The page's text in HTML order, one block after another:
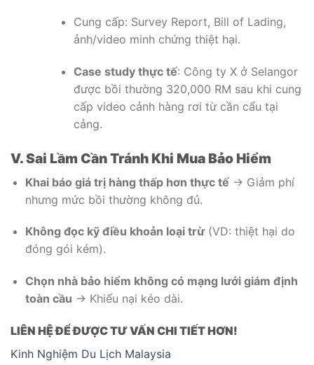
Cung cấp: Survey Report, Bill of Lading,
ảnh/video minh chứng thiệt hại.
Case study thực tế: Công ty X ở Selangor
được bồi thường 320,000 RM sau khi cung
cấp video cảnh hàng rơi từ cần cẩu tại
cảng.
V. Sai Lầm Cần Tránh Khi Mua Bảo Hiểm
Khai báo giá trị hàng thấp hơn thực tế→ Giảm phí
nhưng mức bồi thường không đủ.
Không đọc kỹ điều khoản loại trừ(VD: thiệt hại do
đóng gói kém).
Chọn nhà bảo hiểm không có mạng lưới giám định
toàn cầu → Khiếu nại kéo dài.
LIÊN HỆ ĐỂ ĐƯỢC TƯ VẤN CHI TIẾT HƠN!
Kinh Nghiệm Du Lịch Malaysia